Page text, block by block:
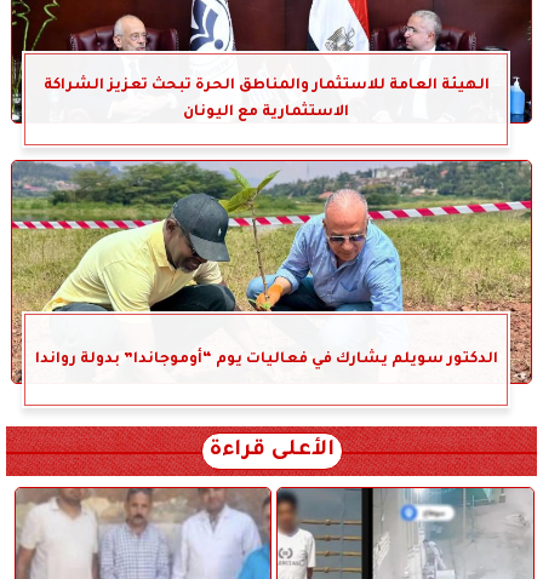
الهيئة العامة للاستثمار والمناطق الحرة تبحث تعزيز الشراكة
الاستثمارية مع اليونان
الدكتور سويلم يشارك في فعاليات يوم “أوموجاندا” بدولة رواندا
الأعلى قراءة